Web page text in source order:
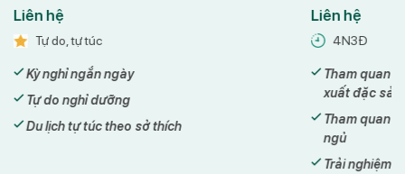
Liên hệ
Tự do, tự túc
Kỳ nghỉ ngắn ngày
Tự do nghỉ dưỡng
Du lịch tự túc theo sở thích
Liên hệ
4N3Đ
Tham quan
xuất đặc sản
Tham quan
ngủ
Trải nghiệm